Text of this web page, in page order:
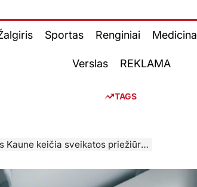
Sportas Renginiai Medicina
Verslas REKLAMA
TAGS
priežiūros paslaugas miesto klinikose